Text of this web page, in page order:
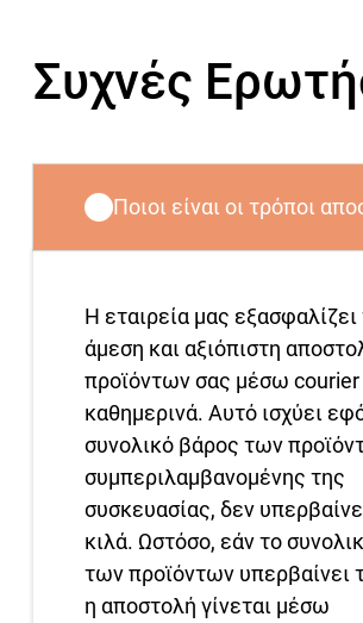
Συχνές
Ποιοι είναι οι τρόποι
Η εταιρεία μας εξασφαλίζει
άμεση και αξιόπιστη
προϊόντων σας μέσω courier
καθημερινά. Αυτό ισχύει
συνολικό βάρος των
συμπεριλαμβανομένης της
συσκευασίας, δεν
κιλά. Ωστόσο, εάν το
των προϊόντων υπερβαίνει
η αποστολή γίνεται μέσω